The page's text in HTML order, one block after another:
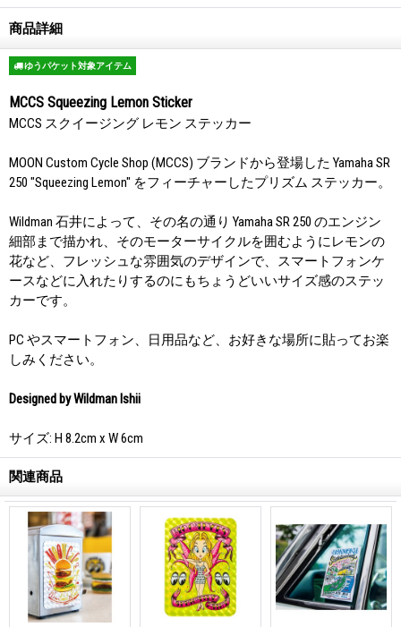
商品詳細
ゆうパケット対象アイテム
MCCS Squeezing Lemon Sticker
MCCS スクイージング レモン ステッカー
MOON Custom Cycle Shop (MCCS) ブランドから登場した Yamaha SR
250 "Squeezing Lemon" をフィーチャーしたプリズム ステッカー。
Wildman 石井によって、その名の通り Yamaha SR 250 のエンジン
細部まで描かれ、そのモーターサイクルを囲むようにレモンの
花など、フレッシュな雰囲気のデザインで、スマートフォンケ
ースなどに入れたりするのにもちょうどいいサイズ感のステッ
カーです。
PC やスマートフォン、日用品など、お好きな場所に貼ってお楽
しみください。
Designed by Wildman Ishii
サイズ: H 8.2cm x W 6cm
関連商品